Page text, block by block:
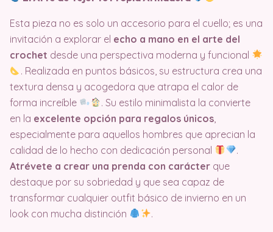
Esta pieza no es solo un accesorio para el cuello; es una
invitación a explorar el echo a mano en el arte del
crochet desde una perspectiva moderna y funcional
. Realizada en puntos básicos, su estructura crea una
textura densa y acogedora que atrapa el calor de
forma increíble
. Su estilo minimalista la convierte
en la excelente opción para regalos únicos
especialmente para aquellos hombres que aprecian la
calidad de lo hecho con dedicación personal
.
Atrévete a crear una prenda con carácter que
destaque por su sobriedad y que sea capaz de
transformar cualquier outfit básico de invierno en un
look con mucha distinción
.